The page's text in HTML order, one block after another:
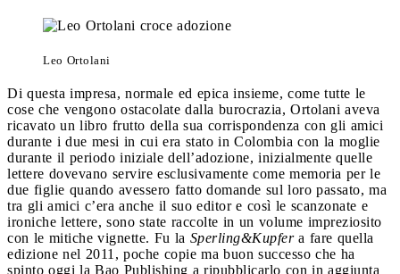
Leo Ortolani
Di questa impresa, normale ed epica insieme, come tutte le
cose che vengono ostacolate dalla burocrazia, Ortolani aveva
ricavato un libro frutto della sua corrispondenza con gli amici
durante i due mesi in cui era stato in Colombia con la moglie
durante il periodo iniziale dell’adozione, inizialmente quelle
lettere dovevano servire esclusivamente come memoria per le
due figlie quando avessero fatto domande sul loro passato, ma
tra gli amici c’era anche il suo editor e così le scanzonate e
ironiche lettere, sono state raccolte in un volume impreziosito
con le mitiche vignette. Fu la Sperling&Kupfera fare quella
edizione nel 2011, poche copie ma buon successo che ha
spinto oggi la Bao Publishing a ripubblicarlo con in aggiunta